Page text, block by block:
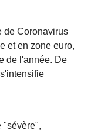
de Coronavirus
et en zone euro,
de l'année. De
"sévère",